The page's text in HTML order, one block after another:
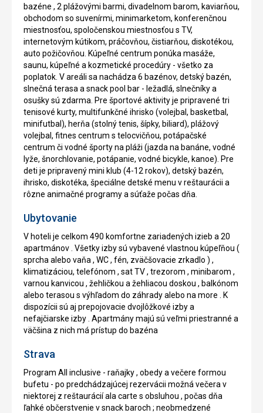
bazéne , 2 plážovými barmi, divadelnom barom, kaviarňou,
obchodom so suvenírmi, minimarketom, konferenčnou
miestnosťou, spoločenskou miestnosťou s TV,
internetovým kútikom, práčovňou, čistiarňou, diskotékou,
auto požičovňou. Kúpeľné centrum ponúka masáže,
saunu, kúpeľné a kozmetické procedúry - všetko za
poplatok. V areáli sa nachádza 6 bazénov, detský bazén,
slnečná terasa a snack pool bar - ležadlá, slnečníky a
osušky sú zdarma. Pre športové aktivity je pripravené tri
tenisové kurty, multifunkčné ihrisko (volejbal, basketbal,
minifutbal), herňa (stolný tenis, šípky, biliard), plážový
volejbal, fitnes centrum s telocvičňou, potápačské
centrum či vodné športy na pláži (jazda na banáne, vodné
lyže, šnorchlovanie, potápanie, vodné bicykle, kanoe). Pre
deti je pripravený mini klub (4-12 rokov), detský bazén,
ihrisko, diskotéka, špeciálne detské menu v reštaurácii a
rôzne animačné programy a súťaže počas dňa.
Ubytovanie
V hoteli je celkom 490 komfortne zariadených izieb a 20
apartmánov . Všetky izby sú vybavené vlastnou kúpeľňou (
sprcha alebo vaňa , WC , fén, zväčšovacie zrkadlo ) ,
klimatizáciou, telefónom , sat TV , trezorom , minibarom ,
varnou kanvicou , žehličkou a žehliacou doskou , balkónom
alebo terasou s výhľadom do záhrady alebo na more . K
dispozícii sú aj prepojovacie dvojlôžkové izby a
nefajčiarske izby . Apartmány majú sú veľmi priestranné a
väčšina z nich má prístup do bazéna
Strava
Program All inclusive - raňajky , obedy a večere formou
bufetu - po predchádzajúcej rezervácii možná večera v
niektorej z reštaurácií ala carte s obsluhou , počas dňa
ľahké občerstvenie v snack baroch ; neobmedzené